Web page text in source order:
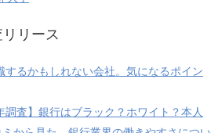
リース
するかもしれない会社。気になるポイン
調査】銀行はブラック？ホワイト？本人